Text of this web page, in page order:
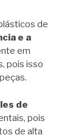
de
e a
em
pois isso
de
pois
de alta